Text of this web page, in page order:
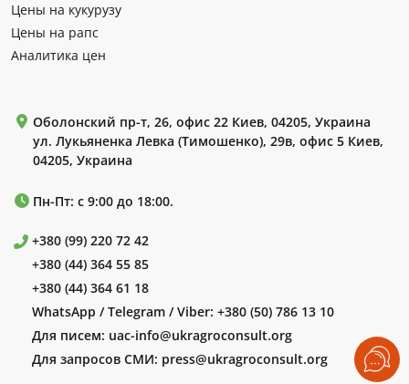
Цены на кукурузу
Цены на рапс
Аналитика цен
Оболонский пр-т, 26, офис 22 Киев, 04205, Украина
ул. Лукьяненка Левка (Тимошенко), 29в, офис 5 Киев,
04205, Украина
Пн-Пт: с 9:00 до 18:00.
+380 (99) 220 72 42
+380 (44) 364 55 85
+380 (44) 364 61 18
WhatsApp / Telegram / Viber: +380 (50) 786 13 10
Для писем: uac-info@ukragroconsult.org
Для запросов СМИ: press@ukragroconsult.org